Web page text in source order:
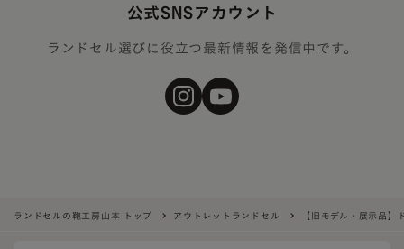
公式SNSアカウント
ランドセル選びに役立つ最新情報を発信中です。
ランドセルの鞄工房山本 トップ アウトレットランドセル 【旧モデル・展示品】